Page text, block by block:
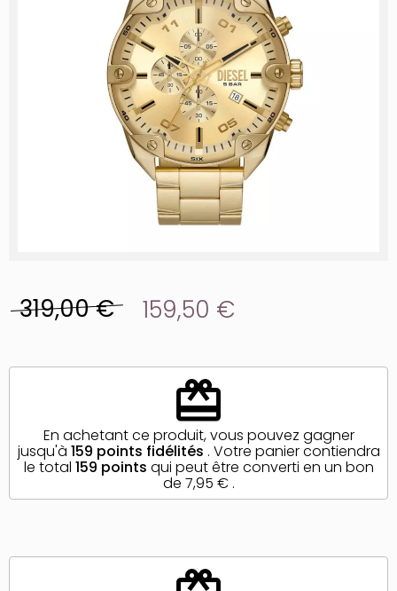
319,00 € 159,50 €
redeem
En achetant ce produit, vous pouvez gagner
jusqu'à 159 points fidélités . Votre panier contiendra
le total 159 points qui peut être converti en un bon
de 7,95 €.